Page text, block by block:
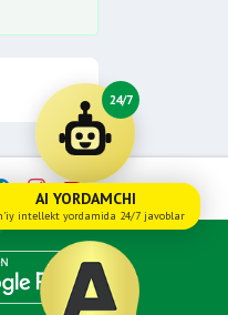
24/7
AI YORDAMCHI
intellekt yordamida 24/7 javoblar